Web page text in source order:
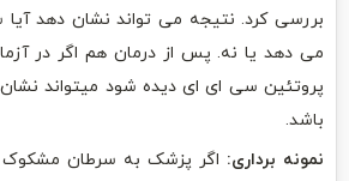
بررسی کرد. نتیجه می تواند نشان دهد
می دهد یا نه. پس از درمان هم اگر در
پروتئین سی ای ای دیده شود میتواند
باشد.
نمونه برداری: اگر پزشک به سرطان مشکوک